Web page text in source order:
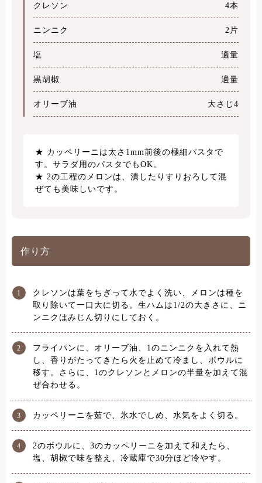
クレソン 4本
ニンニク 2片
塩 適量
黒胡椒 適量
オリーブ油 大さじ4
カッペリーニは太さ1mm前後の極細パスタで
す。サラダ用のパスタでもOK。
2の工程のメロンは、潰したりすりおろして混
ぜても美味しいです。
作り方
クレソンは葉をちぎって水でよく洗い、メロンは種を
取り除いて一口大に切る。生ハムは1/2の大きさに、ニ
ンニクはみじん切りにしておく。
フライパンに、オリーブ油、1のニンニクを入れて熱
し、香りがたってきたら火を止めて冷まし、ボウルに
移す。さらに、1のクレソンとメロンの半量を加えて混
ぜ合わせる。
カッペリーニを茹で、氷水でしめ、水気をよく切る。
2のボウルに、3のカッペリーニを加えて和えたら、
塩、胡椒で味を整え、冷蔵庫で30分ほど冷やす。